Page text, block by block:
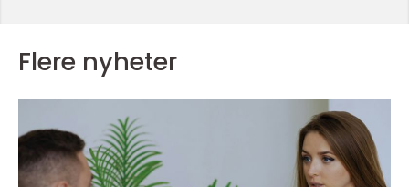
Flere nyheter